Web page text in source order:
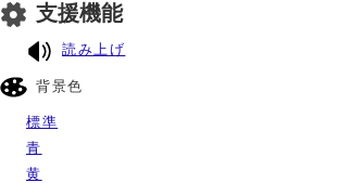
支援機能
読み上げ
背景色
標準
青
黄